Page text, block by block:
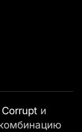
Corrupt и